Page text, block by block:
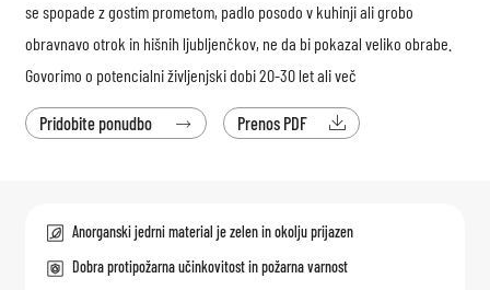
se spopade z gostim prometom, padlo posodo v kuhinji ali grobo
obravnavo otrok in hišnih ljubljenčkov, ne da bi pokazal veliko obrabe.
Govorimo o potencialni življenjski dobi 20-30 let ali več
Pridobite ponudbo  Prenos PDF 
Anorganski jedrni material je zelen in okolju prijazen
Dobra protipožarna učinkovitost in požarna varnost